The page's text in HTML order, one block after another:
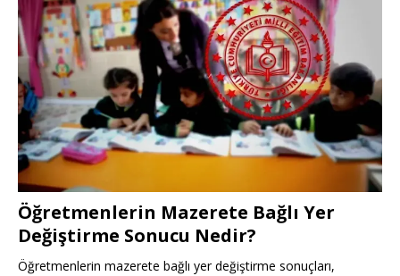
Öğretmenlerin Mazerete Bağlı Yer
Değiştirme Sonucu Nedir?
Öğretmenlerin mazerete bağlı yer değiştirme sonuçları,